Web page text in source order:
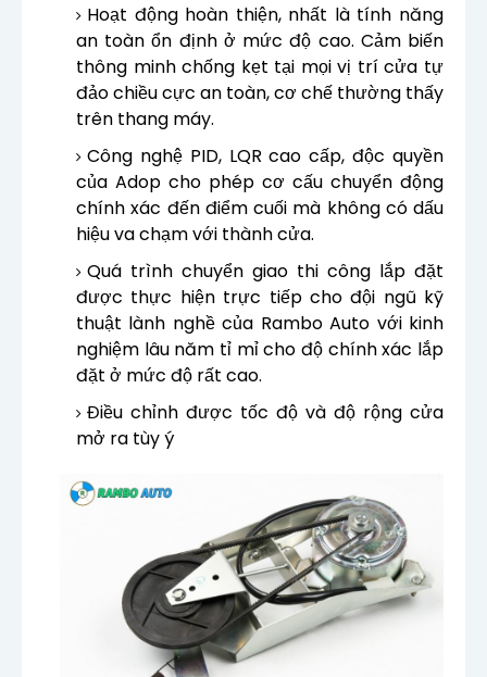
Hoạt động hoàn thiện, nhất là tính năng
an toàn ổn định ở mức độ cao. Cảm biến
thông minh chống kẹt tại mọi vị trí cửa tự
đảo chiều cực an toàn, cơ chế thường thấy
trên thang máy.
Công nghệ PID, LQR cao cấp, độc quyền
của Adop cho phép cơ cấu chuyển động
chính xác đến điểm cuối mà không có dấu
hiệu va chạm với thành cửa.
Quá trình chuyển giao thi công lắp đặt
được thực hiện trực tiếp cho đội ngũ kỹ
thuật lành nghề của Rambo Auto với kinh
nghiệm lâu năm tỉ mỉ cho độ chính xác lắp
đặt ở mức độ rất cao.
Điều chỉnh được tốc độ và độ rộng cửa
mở ra tùy ý